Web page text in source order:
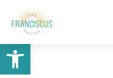
Toolbar openen